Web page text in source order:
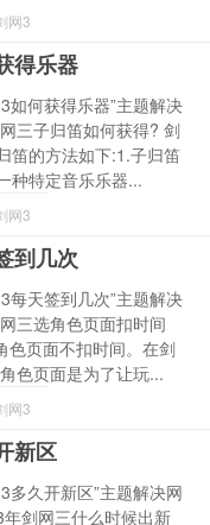
网3
得乐器
如何获得乐器”主题解决
三子归笛如何获得? 剑
笛的方法如下:1.子归笛
种特定音乐乐器...
网3
到几次
每天签到几次”主题解决
三选角色页面扣时间
色页面不扣时间。在剑
色页面是为了让玩...
网3
新区
多久开新区”主题解决网
剑网三什么时候出新